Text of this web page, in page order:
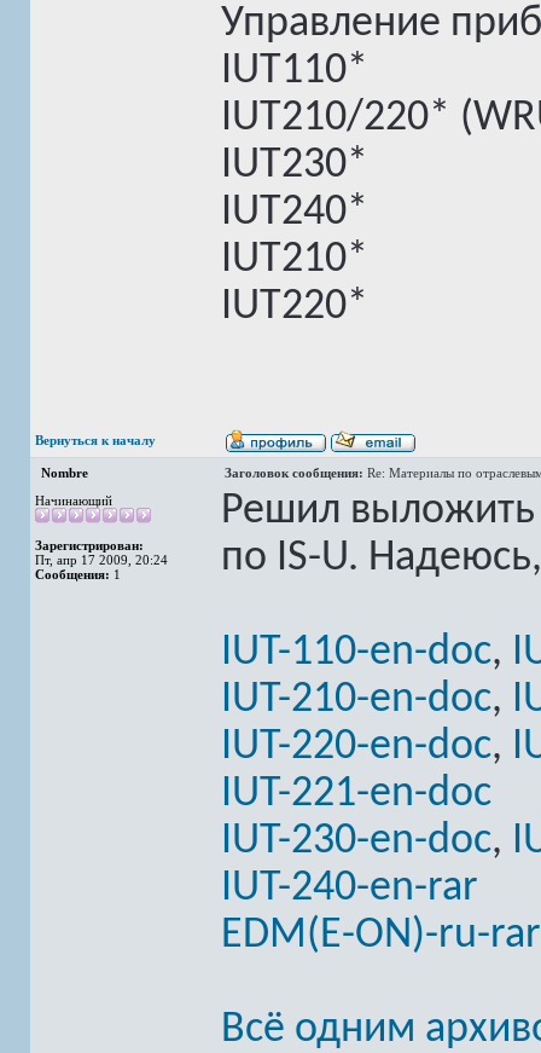
Управление
IUT110*
IUT210/220*
IUT230*
IUT240*
IUT210*
IUT220*
Вернуться к началу
Nombre Заголовок сообщения: Re: Материалы по
Начинающий
Зарегистрирован:
Пт, апр 17 2009, 20:24
Сообщения: 1
Решил выложить
по IS-U.
IUT-110-en-doc,
IUT-210-en-doc,
IUT-220-en-doc,
IUT-221-en-doc
IUT-230-en-doc,
IUT-240-en-rar
EDM(E-ON)-ru-rar
Всё одним